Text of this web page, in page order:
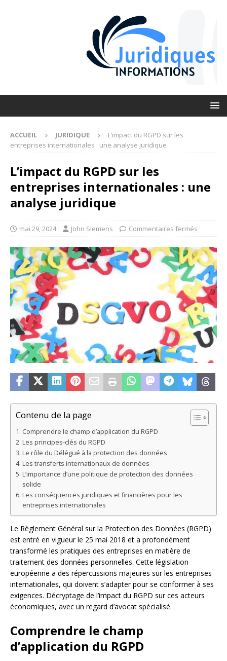
ACCUEIL JURIDIQUE
L’impact du RGPD sur les
entreprises internationales : une analyse juridique
L’impact du RGPD sur les
entreprises internationales : une
analyse juridique
mai 29, 2024 John Siemens Commentaires fermés
Contenu de la page
Comprendre le champ d’application du RGPD
Les principes-clés du RGPD
Le rôle du Délégué à la protection des données
Les transferts internationaux de données
L’importance d’une politique de protection des données
solide
Les conséquences juridiques et financières pour les
entreprises internationales
Le Règlement Général sur la Protection des Données (RGPD)
est entré en vigueur le 25 mai 2018 et a profondément
transformé les pratiques des entreprises en matière de
traitement des données personnelles. Cette législation
européenne a des répercussions majeures sur les entreprises
internationales, qui doivent s’adapter pour se conformer à ses
exigences. Décryptage de l’impact du RGPD sur ces acteurs
économiques, avec un regard d’avocat spécialisé.
Comprendre le champ
d’application du RGPD